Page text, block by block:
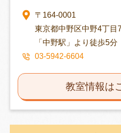
〒164-0001
東京都中野区中野4丁目
「中野駅」より徒歩5分
03-5942-6604
教室情報は